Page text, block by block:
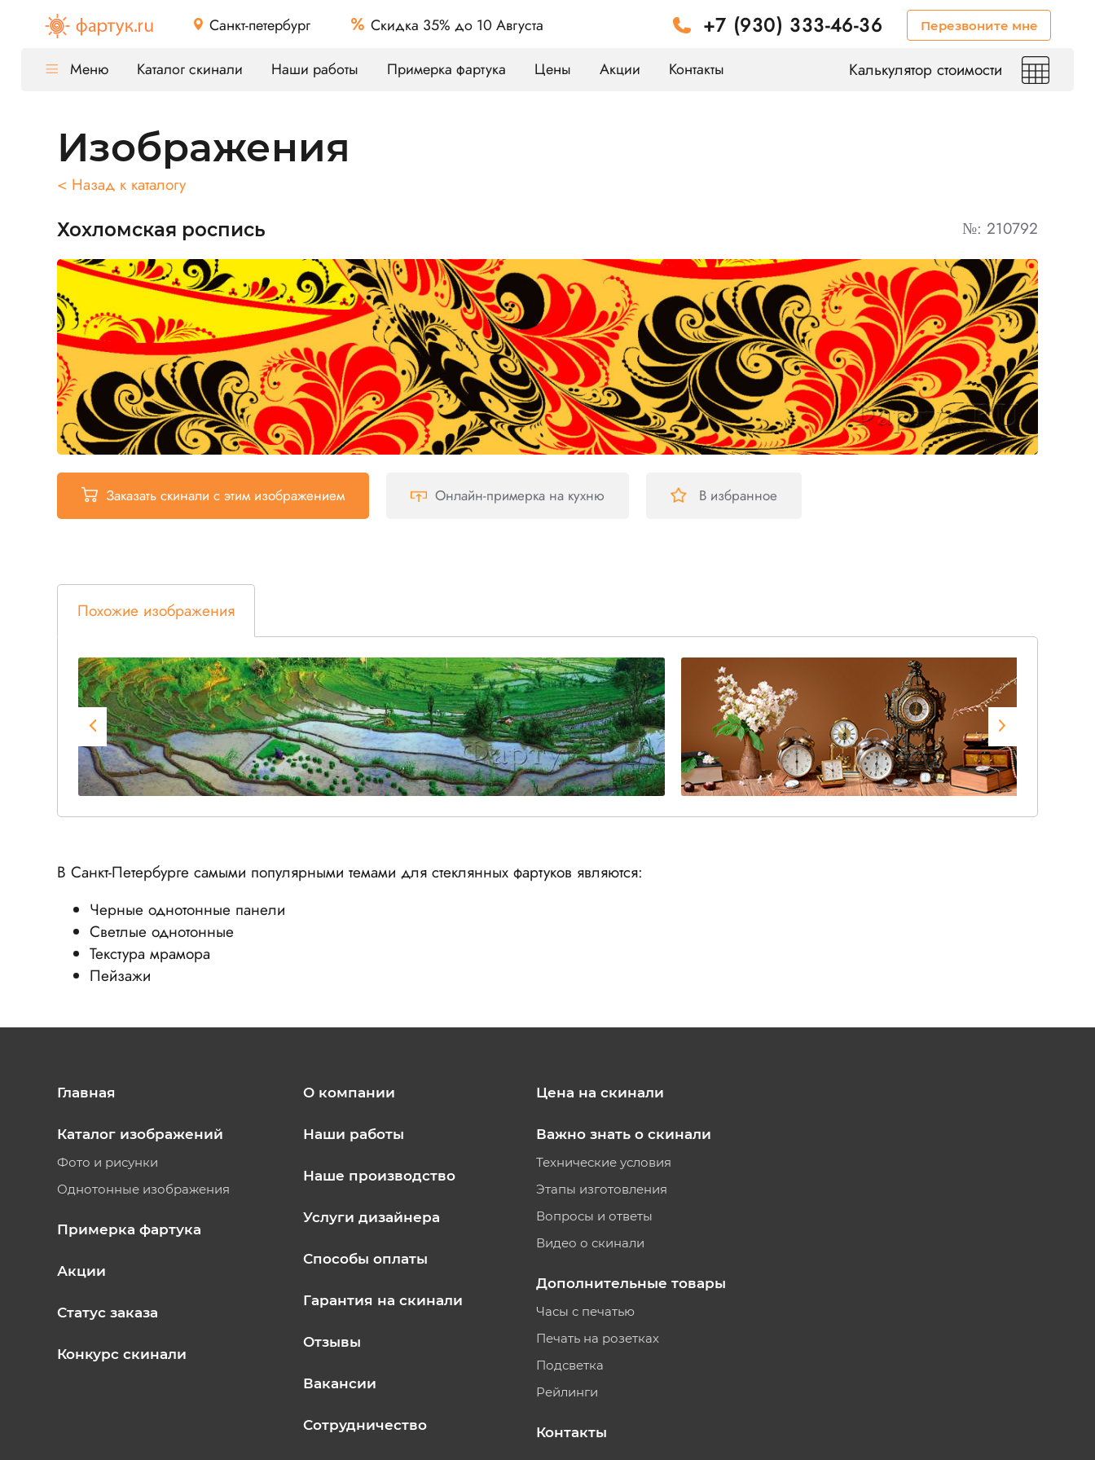
Санкт-петербург Скидка 35% до 10 Августа +7 (930) 333-46-36 Перезвоните мне
Меню Каталог скинали Наши работы Примерка фартука Цены Акции Контакты Калькулятор стоимости
Изображения
< Назад к каталогу
Хохломская роспись №: 210792
Заказать скинали с этим изображением Онлайн-примерка на кухню В избранное
Похожие изображения
В Санкт-Петербурге самыми популярными темами для стеклянных фартуков являются:
Черные однотонные панели
Светлые однотонные
Текстура мрамора
Пейзажи
Главная
Каталог изображений
Фото и рисунки
Однотонные изображения
Примерка фартука
Акции
Статус заказа
Конкурс скинали
О компании
Наши работы
Наше производство
Услуги дизайнера
Способы оплаты
Гарантия на скинали
Отзывы
Вакансии
Сотрудничество
Цена на скинали
Важно знать о скинали
Технические условия
Этапы изготовления
Вопросы и ответы
Видео о скинали
Дополнительные товары
Часы с печатью
Печать на розетках
Подсветка
Рейлинги
Контакты